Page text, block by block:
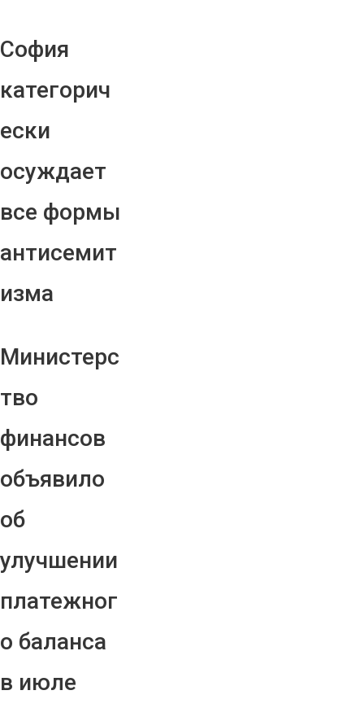
София
категорич
ески
осуждает
все формы
антисемит
изма
Министерс
тво
финансов
объявило
об
улучшении
платежног
о баланса
в июле